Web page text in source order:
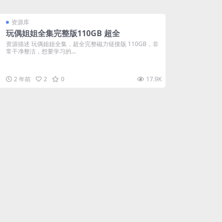
资源库
玩偶姐姐全集完整版110GB 超全
资源描述 玩偶姐姐全集，超全完整磁力链接版 110GB，非
常干净整洁，想要学习的...
2 年前 2 0 17.9K